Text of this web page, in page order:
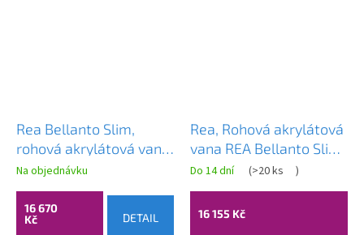
Rea Bellanto Slim,
rohová akrylátová vana,
170x58cm, pravá, bílá
odtoková krytka, REA-
W0132
Na objednávku
16 670
Kč
DETAIL
Rea, Rohová akrylátová
vana REA Bellanto Slim
150 Right, KPL-W6583
Do 14 dní (>20 ks )
16 155 Kč